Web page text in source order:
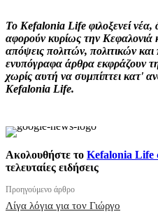
Το Kefalonia Life φιλοξενεί
αφορούν κυρίως την Κεφαλονιά
απόψεις πολιτών, πολιτικών
ενυπόγραφα άρθρα εκφράζουν
χωρίς αυτή να συμπίπτει κατ'
Kefalonia Life.
Ακολουθήστε το Kefalonia Life
τελευταίες ειδήσεις
Προηγούμενο άρθρο
Λίγα λόγια για τον Γιώργο